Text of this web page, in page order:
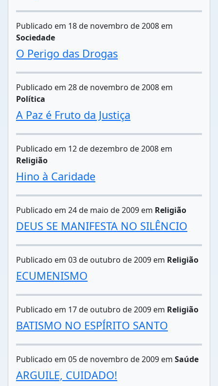
Publicado em 18 de novembro de 2008 em
Sociedade
O Perigo das Drogas
Publicado em 28 de novembro de 2008 em
Política
A Paz é Fruto da Justiça
Publicado em 12 de dezembro de 2008 em
Religião
Hino à Caridade
Publicado em 24 de maio de 2009 em Religião
DEUS SE MANIFESTA NO SILÊNCIO
Publicado em 03 de outubro de 2009 em Religião
ECUMENISMO
Publicado em 17 de outubro de 2009 em Religião
BATISMO NO ESPÍRITO SANTO
Publicado em 05 de novembro de 2009 em Saúde
ARGUILE, CUIDADO!